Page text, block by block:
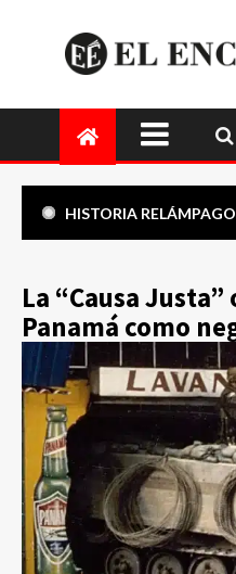
HISTORIA RELÁMPAGO
La “Causa
Panamá como